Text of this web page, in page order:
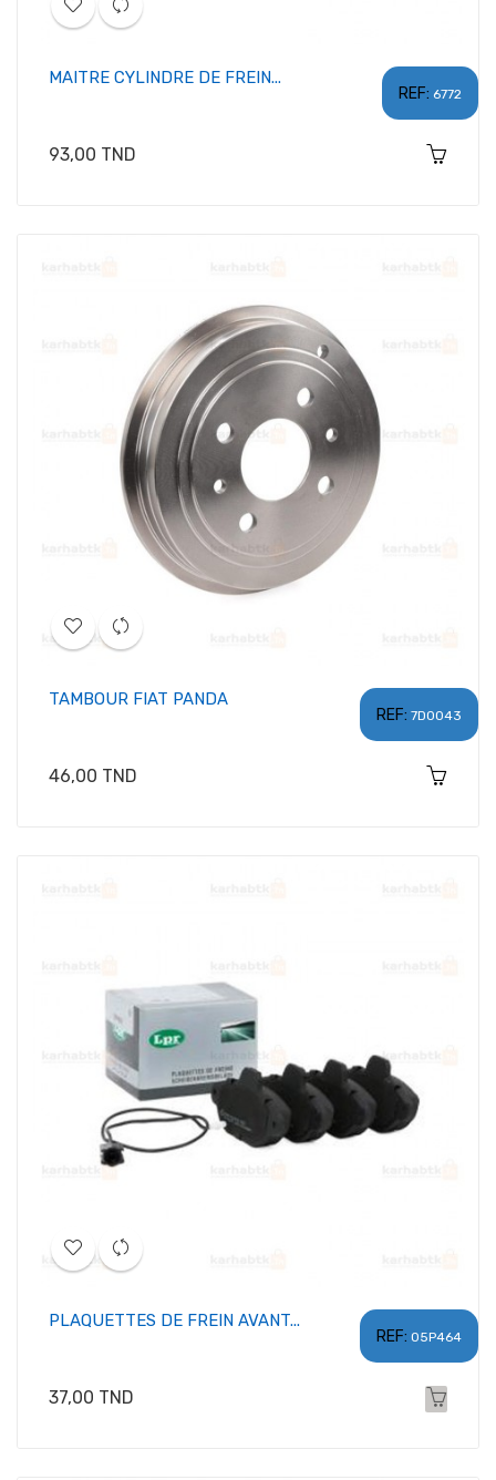
REF: 6772
MAITRE CYLINDRE DE FREIN...
Prix
93,00 TND
REF: 7D0043
TAMBOUR FIAT PANDA
Prix
46,00 TND
REF: 05P464
PLAQUETTES DE FREIN AVANT...
Prix
37,00 TND